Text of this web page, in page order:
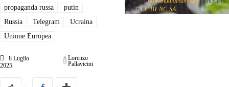
propaganda russa
putin
Russia
Telegram
Ucraina
Unione Europea
8 Luglio
2025
Lorenzo
Pallavicini
underCC BY-NC-SA